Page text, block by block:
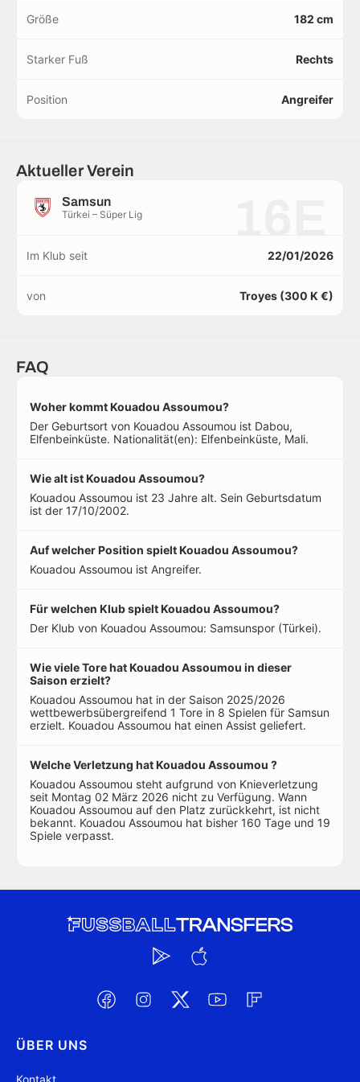
Größe 182 cm
Starker Fuß Rechts
Position Angreifer
Aktueller Verein
Samsun
Türkei – Süper Lig
Im Klub seit 22/01/2026
von Troyes (300 K €)
FAQ
Woher kommt Kouadou Assoumou?
Der Geburtsort von Kouadou Assoumou ist Dabou,
Elfenbeinküste. Nationalität(en): Elfenbeinküste, Mali.
Wie alt ist Kouadou Assoumou?
Kouadou Assoumou ist 23 Jahre alt. Sein Geburtsdatum
ist der 17/10/2002.
Auf welcher Position spielt Kouadou Assoumou?
Kouadou Assoumou ist Angreifer.
Für welchen Klub spielt Kouadou Assoumou?
Der Klub von Kouadou Assoumou: Samsunspor (Türkei).
Wie viele Tore hat Kouadou Assoumou in dieser
Saison erzielt?
Kouadou Assoumou hat in der Saison 2025/2026
wettbewerbsübergreifend 1 Tore in 8 Spielen für Samsun
erzielt. Kouadou Assoumou hat einen Assist geliefert.
Welche Verletzung hat Kouadou Assoumou ?
Kouadou Assoumou steht aufgrund von Knieverletzung
seit Montag 02 März 2026 nicht zu Verfügung. Wann
Kouadou Assoumou auf den Platz zurückkehrt, ist nicht
bekannt. Kouadou Assoumou hat bisher 160 Tage und 19
Spiele verpasst.
ÜBER UNS